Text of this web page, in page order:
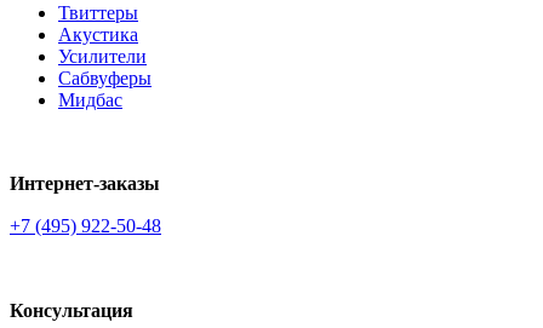
Твиттеры
Акустика
Усилители
Сабвуферы
Мидбас
Интернет-заказы
+7 (495) 922-50-48
Консультация